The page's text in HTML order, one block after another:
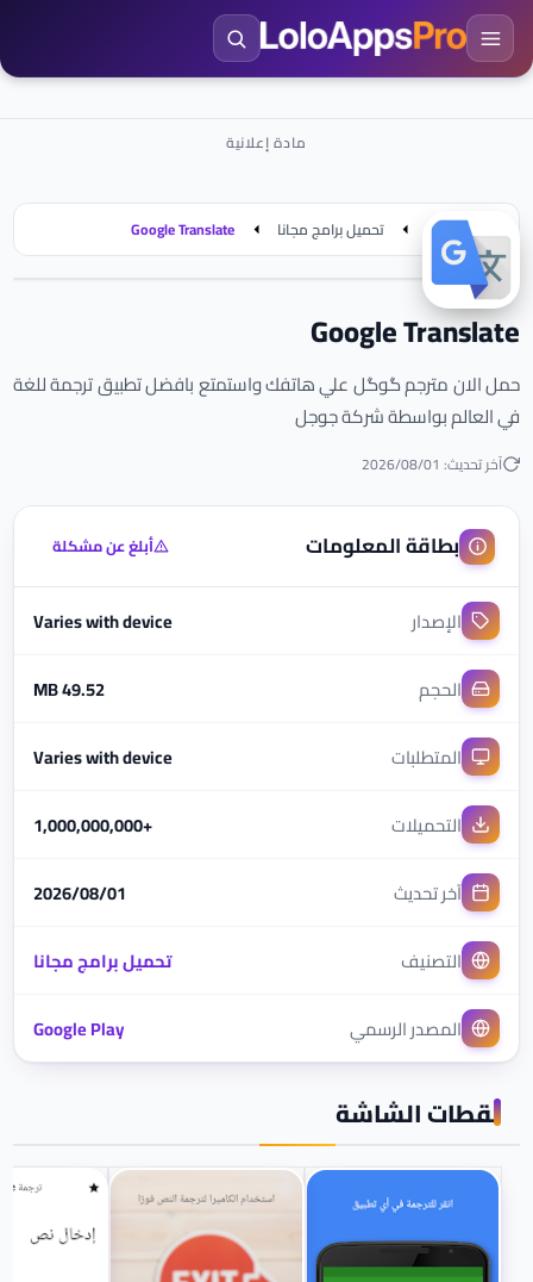
الرئيسية تحميل برامج مجانا Google Translate
Google Translate
حمل الان مترجم گوگل علي هاتفك واستمتع بافضل تطبيق ترجمة للغة
في العالم بواسطة شركة جوجل
آخر تحديث: 01‏/08‏/2026
بطاقة المعلومات أبلغ عن مشكلة
الإصدار Varies with device
الحجم 49.52 MB
المتطلبات Varies with device
التحميلات +1,000,000,000
آخر تحديث 01‏/08‏/2026
التصنيف تحميل برامج مجانا
المصدر الرسمي Google Play
لقطات الشاشة